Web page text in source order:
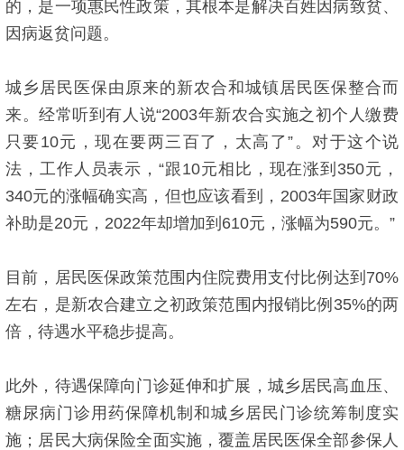
的，是一项惠民性政策，其根本是解决百姓因病致贫、
因病返贫问题。
城乡居民医保由原来的新农合和城镇居民医保整合而
来。经常听到有人说“2003年新农合实施之初个人缴费
只要10元，现在要两三百了，太高了”。对于这个说
法，工作人员表示，“跟10元相比，现在涨到350元，
340元的涨幅确实高，但也应该看到，2003年国家财政
补助是20元，2022年却增加到610元，涨幅为590元。”
目前，居民医保政策范围内住院费用支付比例达到70%
左右，是新农合建立之初政策范围内报销比例35%的两
倍，待遇水平稳步提高。
此外，待遇保障向门诊延伸和扩展，城乡居民高血压、
糖尿病门诊用药保障机制和城乡居民门诊统筹制度实
施；居民大病保险全面实施，覆盖居民医保全部参保人